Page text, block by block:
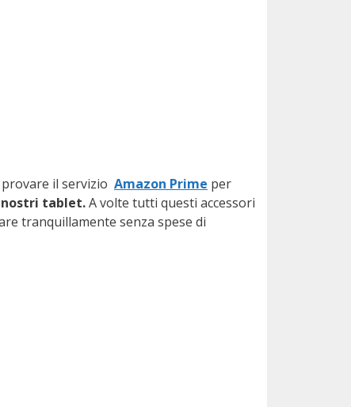
il servizio Amazon Prime per
tablet.A volte tutti questi accessori
tranquillamente senza spese di